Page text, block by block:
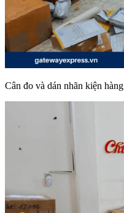
Cân đo và dán nhãn kiện hàng